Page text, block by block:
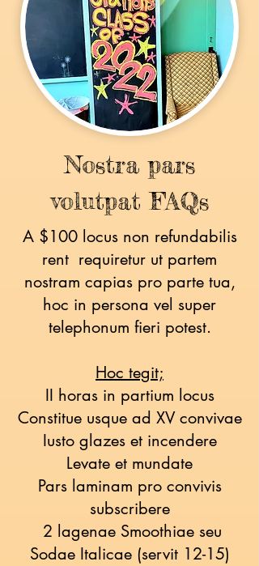
Nostra pars
volutpat FAQs
A $100 locus non refundabilis
rent requiretur ut partem
nostram capias pro parte tua,
hoc in persona vel super
telephonum fieri potest.
Hoc tegit;
II horas in partium locus
Constitue usque ad XV convivae
Iusto glazes et incendere
Levate et mundate
Pars laminam pro convivis
subscribere
2 lagenae Smoothiae seu
Sodae Italicae (servit 12-15)